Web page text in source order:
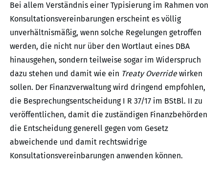
Bei allem Verständnis einer Typisierung im Rahmen von
Konsultationsvereinbarungen erscheint es völlig
unverhältnismäßig, wenn solche Regelungen getroffen
werden, die nicht nur über den Wortlaut eines DBA
hinausgehen, sondern teilweise sogar im Widerspruch
dazu stehen und damit wie ein Treaty Overridewirken
sollen. Der Finanzverwaltung wird dringend empfohlen,
die Besprechungsentscheidung I R 37/17 im BStBl. II zu
veröffentlichen, damit die zuständigen Finanzbehörden
die Entscheidung generell gegen vom Gesetz
abweichende und damit rechtswidrige
Konsultationsvereinbarungen anwenden können.